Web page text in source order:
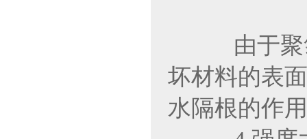
由于聚氯
坏材料的表面
水隔根的作用